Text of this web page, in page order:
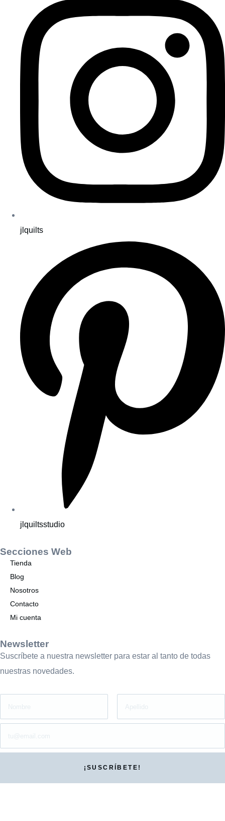
jlquilts
jlquiltsstudio
Secciones Web
Tienda
Blog
Nosotros
Contacto
Mi cuenta
Newsletter
Suscríbete a nuestra newsletter para estar al tanto de todas
nuestras novedades.